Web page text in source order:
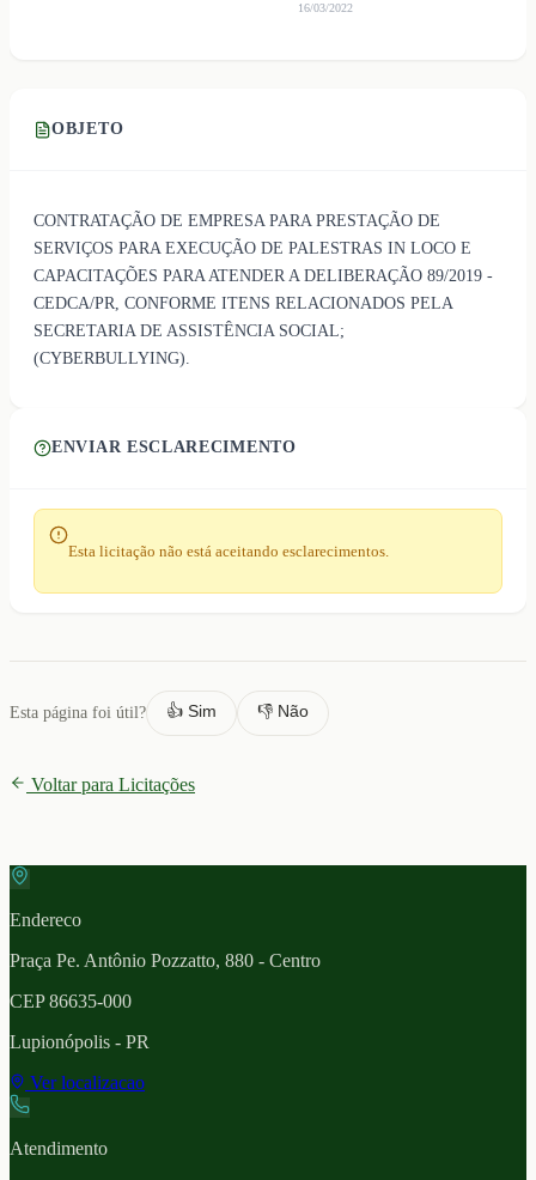
16/03/2022
OBJETO
CONTRATAÇÃO DE EMPRESA PARA PRESTAÇÃO DE
SERVIÇOS PARA EXECUÇÃO DE PALESTRAS IN LOCO E
CAPACITAÇÕES PARA ATENDER A DELIBERAÇÃO 89/2019 -
CEDCA/PR, CONFORME ITENS RELACIONADOS PELA
SECRETARIA DE ASSISTÊNCIA SOCIAL;
(CYBERBULLYING).
ENVIAR ESCLARECIMENTO
Esta licitação não está aceitando esclarecimentos.
Esta página foi útil? 👍 Sim 👎 Não
Voltar para Licitações
Endereco
Praça Pe. Antônio Pozzatto, 880 - Centro
CEP86635-000
Lupionópolis - PR
Ver localizacao
Atendimento